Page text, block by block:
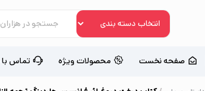
صفحه نخست محصولات ویژه تماس با